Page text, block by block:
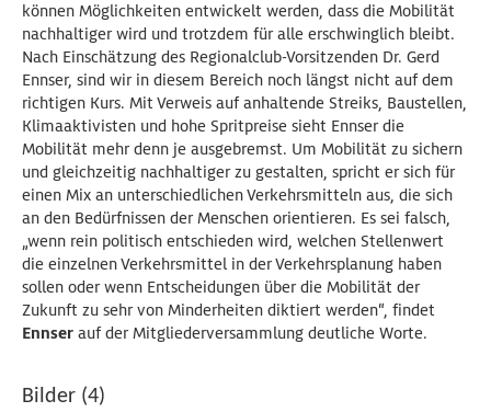
können Möglichkeiten entwickelt werden, dass die Mobilität
nachhaltiger wird und trotzdem für alle erschwinglich bleibt.
Nach Einschätzung des Regionalclub-Vorsitzenden Dr. Gerd
Ennser, sind wir in diesem Bereich noch längst nicht auf dem
richtigen Kurs. Mit Verweis auf anhaltende Streiks, Baustellen,
Klimaaktivisten und hohe Spritpreise sieht Ennser die
Mobilität mehr denn je ausgebremst. Um Mobilität zu sichern
und gleichzeitig nachhaltiger zu gestalten, spricht er sich für
einen Mix an unterschiedlichen Verkehrsmitteln aus, die sich
an den Bedürfnissen der Menschen orientieren. Es sei falsch,
„wenn rein politisch entschieden wird, welchen Stellenwert
die einzelnen Verkehrsmittel in der Verkehrsplanung haben
sollen oder wenn Entscheidungen über die Mobilität der
Zukunft zu sehr von Minderheiten diktiert werden“, findet
Ennser auf der Mitgliederversammlung deutliche Worte.
Bilder (4)